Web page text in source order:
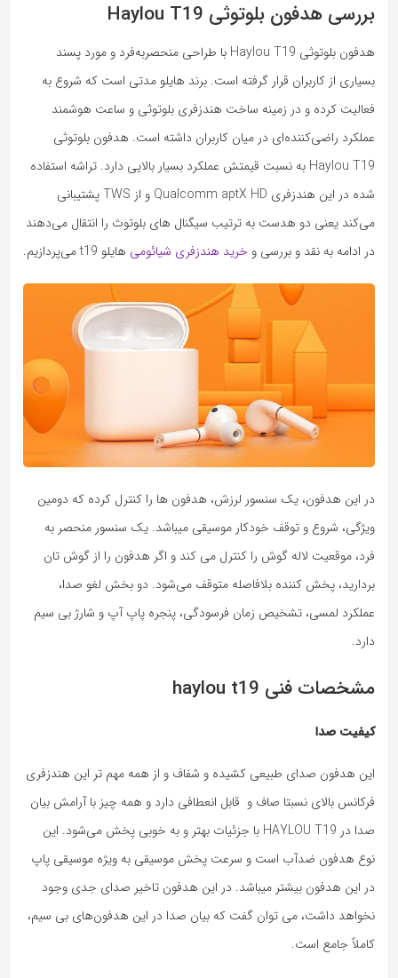
بررسی هدفون بلوتوثی Haylou T19
هدفون بلوتوثی Haylou T19 با طراحی منحصربه‌فرد و مورد پسند
بسیاری از کاربران قرار گرفته است. برند هایلو مدتی است که شروع به
فعالیت کرده و در زمینه ساخت هندزفری بلوتوثی و ساعت هوشمند
عملکرد راضی‌کننده‌ای در میان کاربران داشته است. هدفون بلوتوثی
Haylou T19 به نسبت قیمتش عملکرد بسیار بالایی دارد. تراشه استفاده
شده در این هندزفری Qualcomm aptX HD و از TWS پشتیبانی
می‌کند یعنی دو هدست به ترتیب سیگنال های بلوتوث را انتقال می‌دهند
در ادامه به نقد و بررسی و خرید هندزفری شیائومی هایلو t19 می‌پردازیم.
در این هدفون، یک سنسور لرزش، هدفون ها را کنترل کرده که دومین
ویژگی، شروع و توقف خودکار موسیقی میباشد. یک سنسور منحصر به
فرد، موقعیت لاله گوش را کنترل می کند و اگر هدفون را از گوش تان
بردارید، پخش کننده بلافاصله متوقف می‌شود. دو بخش لغو صدا،
عملکرد لمسی، تشخیص زمان فرسودگی، پنجره پاپ آپ و شارژ بی سیم
دارد.
مشخصات فنی haylou t19
کیفیت صدا
این هدفون صدای طبیعی کشیده و شفاف و از همه مهم تر این هندزفری
فرکانس بالای نسبتا صاف و قابل انعطافی دارد و همه چیز با آرامش بیان
صدا در HAYLOU T19 با جزئیات بهتر و به خوبی پخش می‌شود. این
نوع هدفون ضدآب است و سرعت پخش موسیقی به ویژه موسیقی پاپ
در این هدفون بیشتر میباشد. در این هدفون تاخیر صدای جدی وجود
نخواهد داشت، می توان گفت که بیان صدا در این هدفون‌های بی سیم،
کاملاً جامع است.